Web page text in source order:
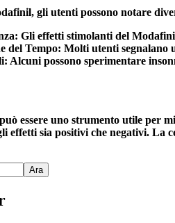
gli utenti possono notare
Gli effetti stimolanti del
del Tempo: Molti utenti segnalano
Alcuni possono sperimentare
essere uno strumento utile per
effetti sia positivi che negativi. La
Ara